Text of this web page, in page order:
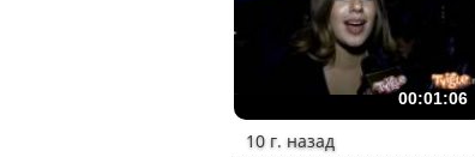
00:01:06
10 г. назад